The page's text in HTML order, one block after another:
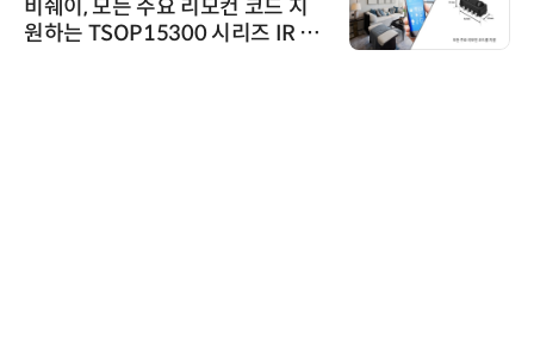
비쉐이, 모든 주요 리모컨 코드 지
원하는 TSOP15300 시리즈 IR 수